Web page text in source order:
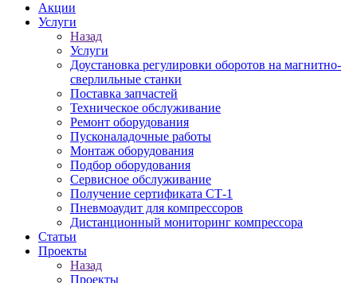
Акции
Услуги
Назад
Услуги
Доустановка регулировки оборотов на магнитно-
сверлильные станки
Поставка запчастей
Техническое обслуживание
Ремонт оборудования
Пусконаладочные работы
Монтаж оборудования
Подбор оборудования
Сервисное обслуживание
Получение сертификата СТ-1
Пневмоаудит для компрессоров
Дистанционный мониторинг компрессора
Статьи
Проекты
Назад
Проекты